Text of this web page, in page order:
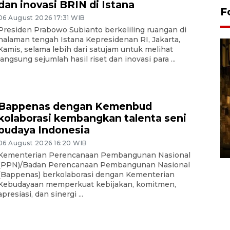
inovasi BRIN di Istana
August 2026 17:31 WIB
Prabowo Subianto berkeliling ruangan di
tengah Istana Kepresidenan RI, Jakarta,
selama lebih dari satujam untuk melihat
sejumlah hasil riset dan inovasi para ...
dengan Kemenbud
kembangkan talenta seni
Indonesia
August 2026 16:20 WIB
Perencanaan Pembangunan Nasional
Badan Perencanaan Pembangunan Nasional
berkolaborasi dengan Kementerian
memperkuat kebijakan, komitmen,
dan sinergi ...
Pasokan hortikultura
melimpah picu deflasi DIY
06 August 2026 11:37 WIB